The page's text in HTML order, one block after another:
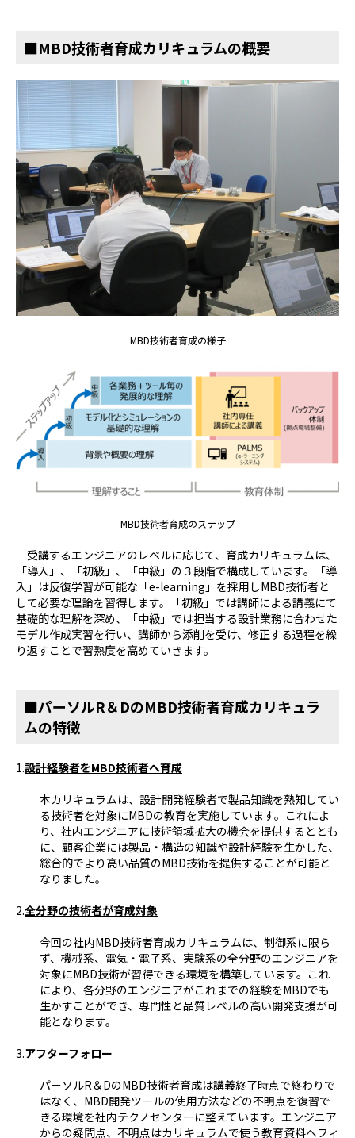
■MBD技術者育成カリキュラムの概要
MBD技術者育成の様子
MBD技術者育成のステップ
受講するエンジニアのレベルに応じて、育成カリキュラムは、
「導入」、「初級」、「中級」の３段階で構成しています。「導
入」は反復学習が可能な「e-learning」を採用しMBD技術者と
して必要な理論を習得します。「初級」では講師による講義にて
基礎的な理解を深め、「中級」では担当する設計業務に合わせた
モデル作成実習を行い、講師から添削を受け、修正する過程を繰
り返すことで習熟度を高めていきます。
■パーソルR＆DのMBD技術者育成カリキュラ
ムの特徴
1.設計経験者をMBD技術者へ育成
本カリキュラムは、設計開発経験者で製品知識を熟知してい
る技術者を対象にMBDの教育を実施しています。これによ
り、社内エンジニアに技術領域拡大の機会を提供するととも
に、顧客企業には製品・構造の知識や設計経験を生かした、
総合的でより高い品質のMBD技術を提供することが可能と
なりました。
2.全分野の技術者が育成対象
今回の社内MBD技術者育成カリキュラムは、制御系に限ら
ず、機械系、電気・電子系、実験系の全分野のエンジニアを
対象にMBD技術が習得できる環境を構築しています。これ
により、各分野のエンジニアがこれまでの経験をMBDでも
生かすことができ、専門性と品質レベルの高い開発支援が可
能となります。
3.アフターフォロー
パーソルR＆DのMBD技術者育成は講義終了時点で終わりで
はなく、MBD開発ツールの使用方法などの不明点を復習で
きる環境を社内テクノセンターに整えています。エンジニア
からの疑問点、不明点はカリキュラムで使う教育資料へフィ